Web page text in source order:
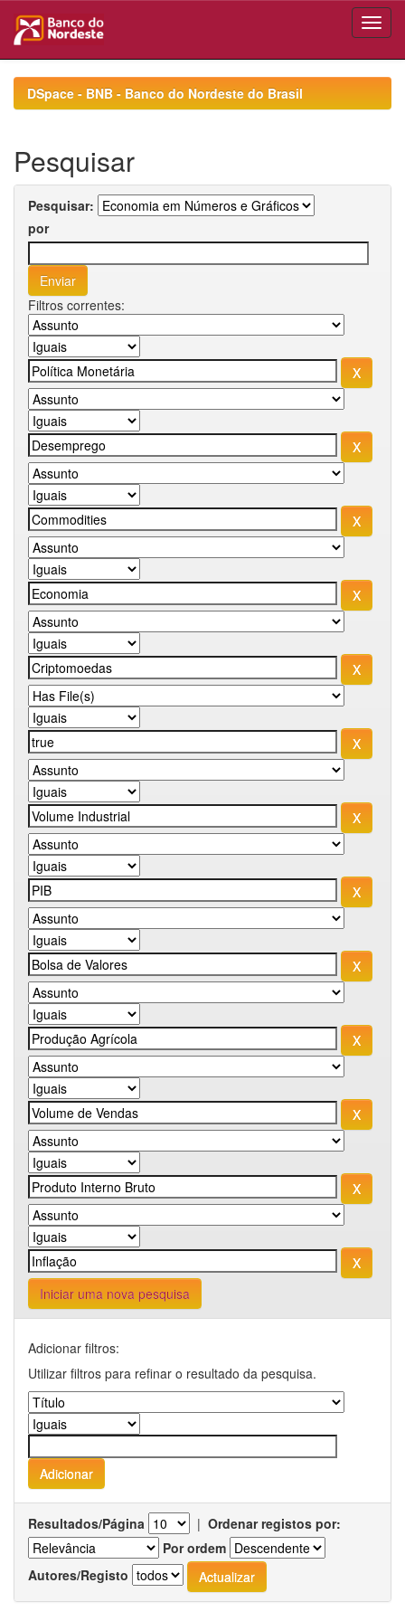
navigationDSpace - BNB - Banco do Nordeste do Brasil
Pesquisar
Pesquisar:
por
Filtros correntes:
Iniciar uma nova pesquisa
Adicionar filtros:
Utilizar filtros para refinar o resultado da pesquisa.
Resultados/Página | Ordenar registos por:
Por ordem
Autores/Registo